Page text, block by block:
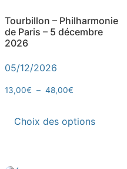
Tourbillon – Philharmonie
de Paris – 5 décembre
2026
05/12/2026
13,00€ – 48,00€
Choix des options